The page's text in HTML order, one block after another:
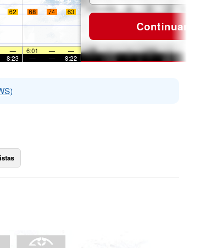
62 68 74 63
— 6:01 —
—
8:23 — — 8:22
Continuar